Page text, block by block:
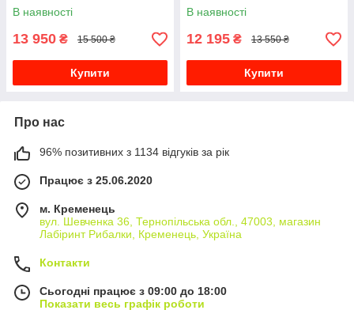
В наявності
13 950 ₴ 15 500 ₴
Купити
В наявності
12 195 ₴ 13 550 ₴
Купити
Про нас
96% позитивних з 1134 відгуків за рік
Працює з 25.06.2020
м. Кременець
вул. Шевченка 36, Тернопільська обл., 47003, магазин
Лабіринт Рибалки, Кременець, Україна
Контакти
Сьогодні працює з 09:00 до 18:00
Показати весь графік роботи